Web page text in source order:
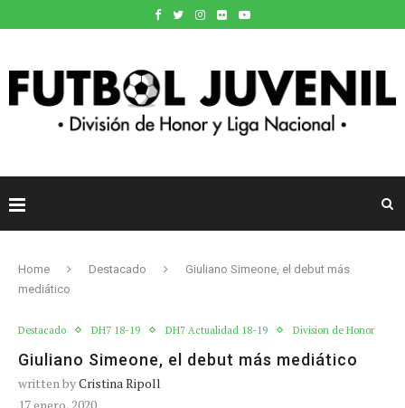
Home Destacado
Giuliano Simeone, el debut más
mediático
Destacado DH7 18-19 DH7 Actualidad 18-19 Division de Honor
Giuliano Simeone, el debut más mediático
written byCristina Ripoll